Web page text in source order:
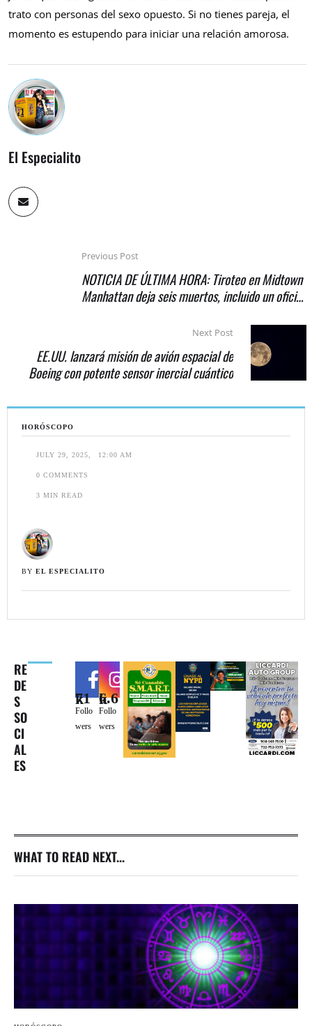
HORÓSCOPO
JULY 29, 2025, 12:00 AM
0 COMMENTS
3 MIN READ
BY EL ESPECIALITO
RE
DE
S
SO
CI
AL
ES
71k
Follo
wers
6.6k
Follo
wers
trato con personas del sexo opuesto. Si no tienes pareja, el
momento es estupendo para iniciar una relación amorosa.
El Especialito
Previous Post
NOTICIA DE ÚLTIMA HORA: Tiroteo en Midtown
Manhattan deja seis muertos, incluido un oficial
Next Post
EE.UU. lanzará misión de avión espacial de
Boeing con potente sensor inercial cuántico
WHAT TO READ NEXT...